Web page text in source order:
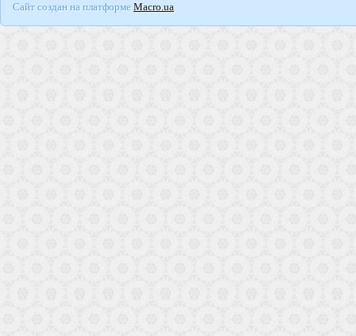
Сайт создан на платформе Macro.ua